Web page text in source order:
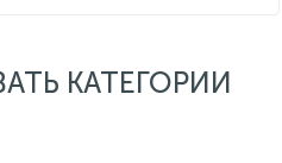
КАТЕГОРИИ